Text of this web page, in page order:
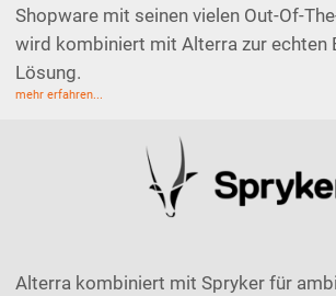
Shopware mit seinen vielen Out-Of-
wird kombiniert mit Alterra zur echten
Lösung.
mehr erfahren...
Alterra kombiniert mit Spryker für